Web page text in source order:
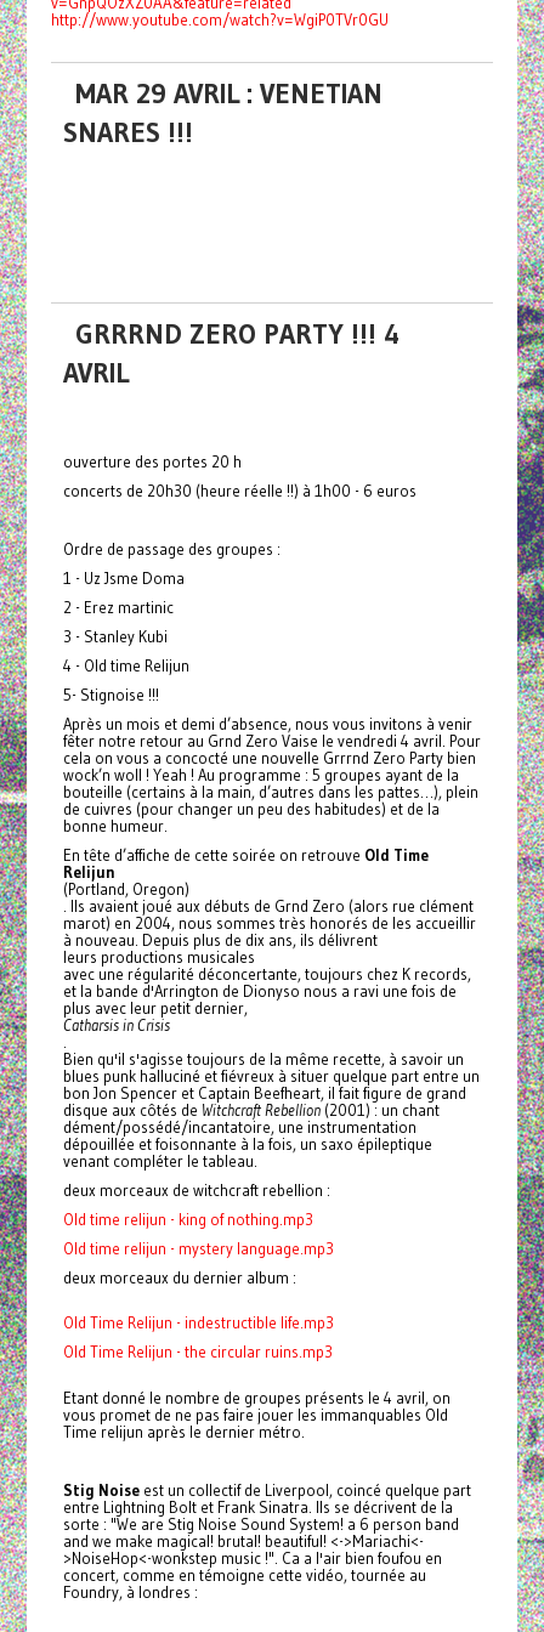
http://www.youtube.com/watch?v=WgiP0TVr0GU
MAR 29 AVRIL : VENETIAN
SNARES !!!
GRRRND ZERO PARTY !!! 4
AVRIL
ouverture des portes 20 h
concerts de 20h30 (heure réelle !!) à 1h00 - 6 euros
Ordre de passage des groupes :
1 - Uz Jsme Doma
2 - Erez martinic
3 - Stanley Kubi
4 - Old time Relijun
5- Stignoise !!!
Après un mois et demi d’absence, nous vous invitons à venir
fêter notre retour au Grnd Zero Vaise le vendredi 4 avril. Pour
cela on vous a concocté une nouvelle Grrrnd Zero Party bien
wock’n woll ! Yeah ! Au programme : 5 groupes ayant de la
bouteille (certains à la main, d’autres dans les pattes…), plein
de cuivres (pour changer un peu des habitudes) et de la
bonne humeur.
En tête d’affiche de cette soirée on retrouve Old Time
Relijun
(Portland, Oregon)
. Ils avaient joué aux débuts de Grnd Zero (alors rue clément
marot) en 2004, nous sommes très honorés de les accueillir
à nouveau. Depuis plus de dix ans, ils délivrent
leurs productions musicales
avec une régularité déconcertante, toujours chez K records,
et la bande d'Arrington de Dionyso nous a ravi une fois de
plus avec leur petit dernier,
Catharsis in Crisis
Bien qu'il s'agisse toujours de la même recette, à savoir un
blues punk halluciné et fiévreux à situer quelque part entre un
bon Jon Spencer et Captain Beefheart, il fait figure de grand
disque aux côtés de Witchcraft Rebellion(2001) : un chant
dément/possédé/incantatoire, une instrumentation
dépouillée et foisonnante à la fois, un saxo épileptique
venant compléter le tableau.
deux morceaux de witchcraft rebellion :
Old time relijun - king of nothing.mp3
Old time relijun - mystery language.mp3
deux morceaux du dernier album :
Old Time Relijun - indestructible life.mp3
Old Time Relijun - the circular ruins.mp3
Etant donné le nombre de groupes présents le 4 avril, on
vous promet de ne pas faire jouer les immanquables Old
Time relijun après le dernier métro.
Stig Noiseest un collectif de Liverpool, coincé quelque part
entre Lightning Bolt et Frank Sinatra. Ils se décrivent de la
sorte : "We are Stig Noise Sound System! a 6 person band
and we make magical! brutal! beautiful! <->Mariachi<-
>NoiseHop<-wonkstep music !". Ca a l'air bien foufou en
concert, comme en témoigne cette vidéo, tournée au
Foundry, à londres :